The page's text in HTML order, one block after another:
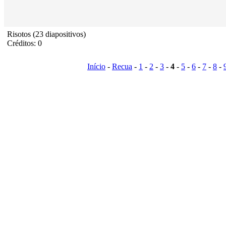
Risotos (23 diapositivos)
Créditos: 0
Início - Recua - 1 - 2 - 3 - 4 - 5 - 6 - 7 - 8 -